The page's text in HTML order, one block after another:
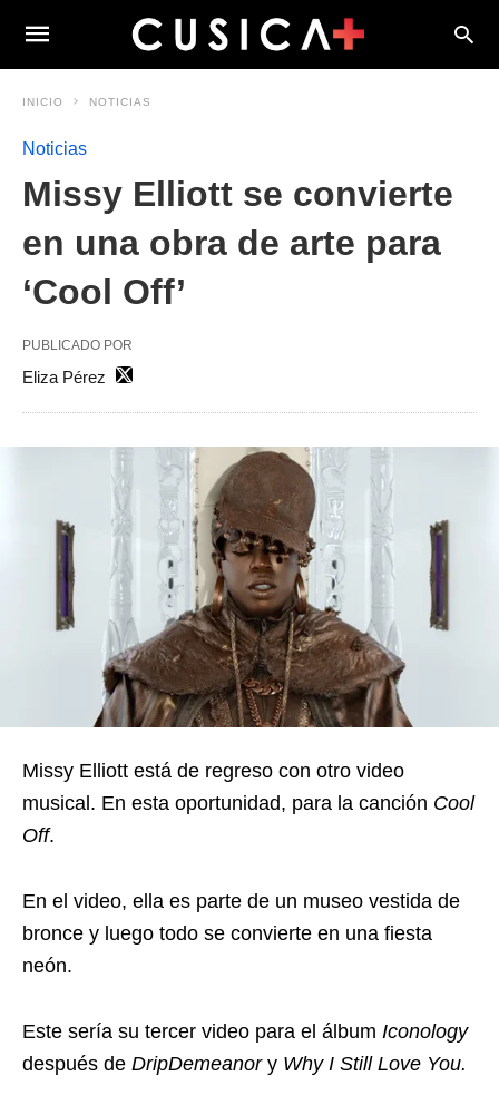
INICIO NOTICIAS
Noticias
Missy Elliott se convierte
en una obra de arte para
‘Cool Off’
PUBLICADO POR
Eliza Pérez
Missy Elliott está de regreso con otro video
musical. En esta oportunidad, para la canción Cool
Off.
En el video, ella es parte de un museo vestida de
bronce y luego todo se convierte en una fiesta
neón.
Este sería su tercer video para el álbum Iconology
después de DripDemeanor y Why I Still Love You.